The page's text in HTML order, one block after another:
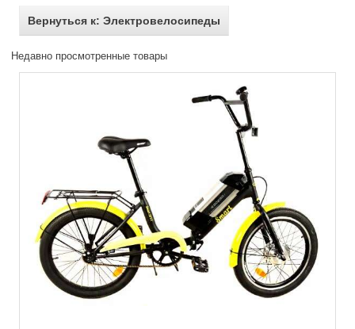
Вернуться к: Электровелосипеды
Недавно просмотренные товары